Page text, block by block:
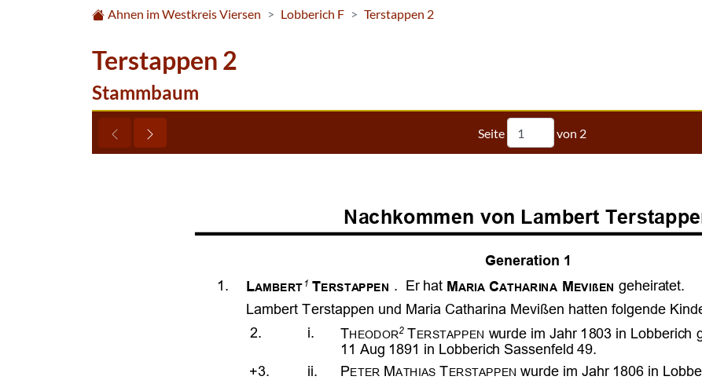
Ahnen im Westkreis Viersen Lobberich F Terstappen 2
Terstappen 2
Stammbaum
Seite von 2


            

   

      